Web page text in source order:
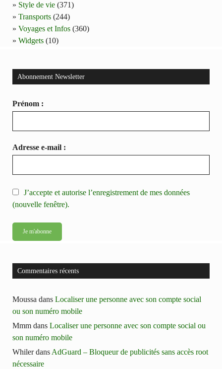
Style de vie (371)
Transports (244)
Voyages et Infos (360)
Widgets (10)
Abonnement Newsletter
Prénom :
Adresse e-mail :
J’accepte et autorise l’enregistrement de mes données
(nouvelle fenêtre).
Commentaires récents
Moussa dans Localiser une personne avec son compte social
ou son numéro mobile
Mmm dans Localiser une personne avec son compte social ou
son numéro mobile
Whilerdans AdGuard – Bloqueur de publicités sans accès root
nécessaire